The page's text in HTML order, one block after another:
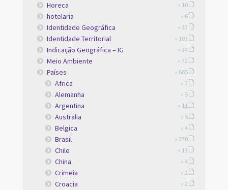
Horeca » 10
hotelaria » 6
Identidade Geográfica » 33
Identidade Territorial » 103
Indicação Geográfica – IG » 34
Meio Ambiente » 72
Países » 665
Africa » 7
Alemanha » 5
Argentina » 11
Australia » 5
Belgica » 4
Brasil » 270
Chile » 13
China » 4
Crimeia » 2
Croacia » 2